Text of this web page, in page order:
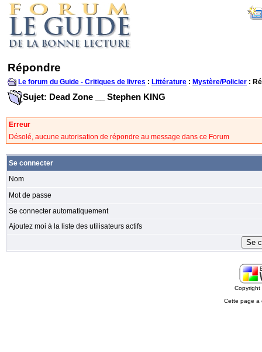
Répondre
Le forum du Guide - Critiques de livres : Littérature : Mystère/Policier :
Sujet: Dead Zone __ Stephen KING
Erreur
Désolé, aucune autorisation de répondre au message dans ce Forum
Se connecter
Nom
Mot de passe
Se connecter automatiquement
Ajoutez moi à la liste des utilisateurs actifs
Cette page a